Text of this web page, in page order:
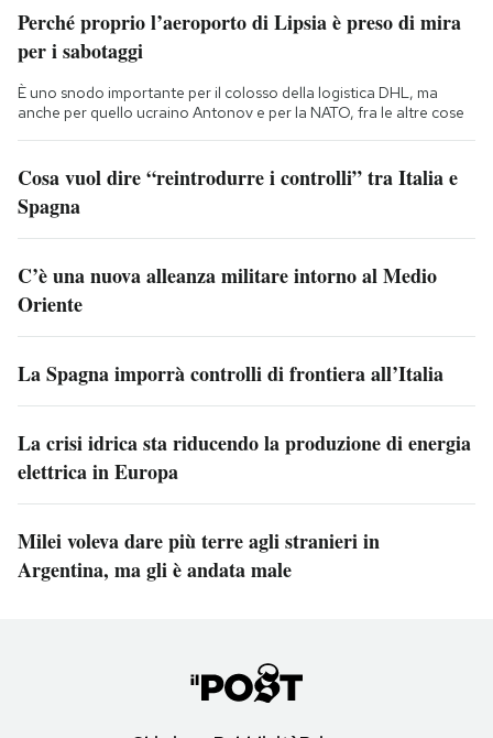
Perché proprio l’aeroporto di Lipsia è preso di mira
per i sabotaggi
È uno snodo importante per il colosso della logistica DHL, ma
anche per quello ucraino Antonov e per la NATO, fra le altre cose
Cosa vuol dire “reintrodurre i controlli” tra Italia e
Spagna
C’è una nuova alleanza militare intorno al Medio
Oriente
La Spagna imporrà controlli di frontiera all’Italia
La crisi idrica sta riducendo la produzione di energia
elettrica in Europa
Milei voleva dare più terre agli stranieri in
Argentina, ma gli è andata male